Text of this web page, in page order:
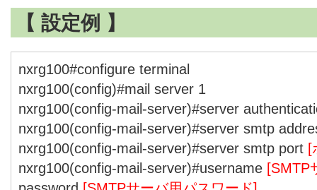
【 設定例 】
nxrg100#configure terminal
nxrg100(config)#mail server 1
nxrg100(config-mail-server)#server
nxrg100(config-mail-server)#server smtp
nxrg100(config-mail-server)#server smtp port [
nxrg100(config-mail-server)#username [SMTP